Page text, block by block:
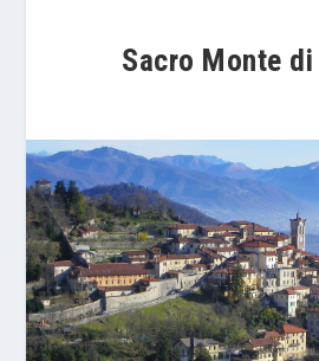
Sacro Monte di